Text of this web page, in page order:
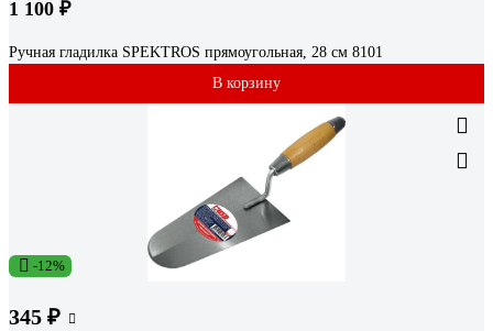
1 100 ₽
Ручная гладилка SPEKTROS прямоугольная, 28 см 8101
В корзину
-12%
345 ₽